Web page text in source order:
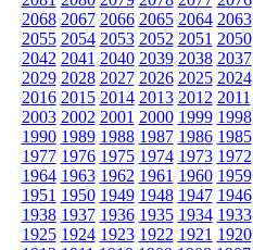
2068 2067 2066 2065 2064 2063
2055 2054 2053 2052 2051 2050
2042 2041 2040 2039 2038 2037
2029 2028 2027 2026 2025 2024
2016 2015 2014 2013 2012 2011
2003 2002 2001 2000 1999 1998
1990 1989 1988 1987 1986 1985
1977 1976 1975 1974 1973 1972
1964 1963 1962 1961 1960 1959
1951 1950 1949 1948 1947 1946
1938 1937 1936 1935 1934 1933
1925 1924 1923 1922 1921 1920